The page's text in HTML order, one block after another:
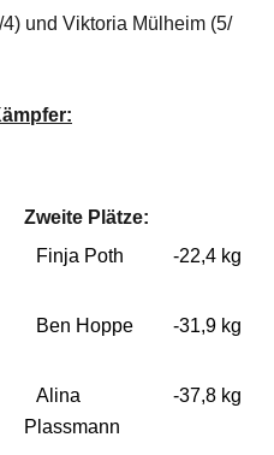
​4) und Vik­to­ria Mül­heim (5/​
Zweite Plätze:
Finja Poth -22,4 kg
Ben Hoppe -31,9 kg
Alina
Plass­mann
-37,8 kg